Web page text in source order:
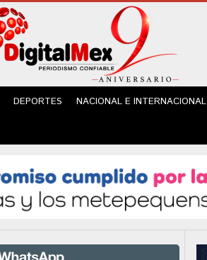
DEPORTES NACIONAL E INTERNACIONAL